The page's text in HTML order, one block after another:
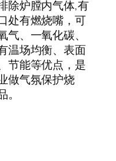
除炉膛内气体,有
处有燃烧嘴，可
、一氧化碳、
温场均衡、表面
节能等优点，是
做气氛保护烧